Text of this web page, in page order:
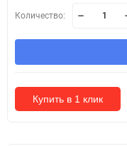
Количество:
Купить в 1 клик